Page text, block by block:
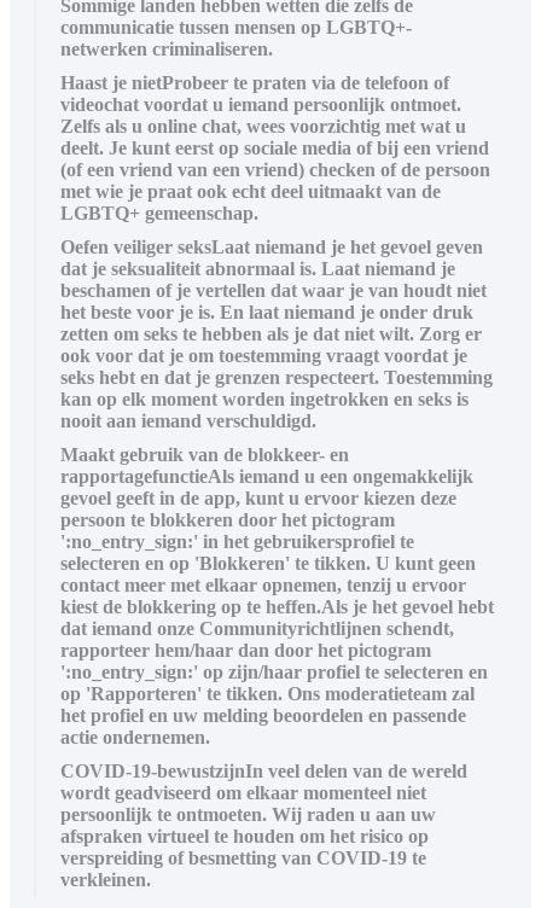
Sommige landen hebben wetten die zelfs de
communicatie tussen mensen op LGBTQ+-
netwerken criminaliseren.
Haast je nietProbeer te praten via de telefoon of
videochat voordat u iemand persoonlijk ontmoet.
Zelfs als u online chat, wees voorzichtig met wat u
deelt. Je kunt eerst op sociale media of bij een vriend
(of een vriend van een vriend) checken of de persoon
met wie je praat ook echt deel uitmaakt van de
LGBTQ+ gemeenschap.
Oefen veiliger seksLaat niemand je het gevoel geven
dat je seksualiteit abnormaal is. Laat niemand je
beschamen of je vertellen dat waar je van houdt niet
het beste voor je is. En laat niemand je onder druk
zetten om seks te hebben als je dat niet wilt. Zorg er
ook voor dat je om toestemming vraagt voordat je
seks hebt en dat je grenzen respecteert. Toestemming
kan op elk moment worden ingetrokken en seks is
nooit aan iemand verschuldigd.
Maakt gebruik van de blokkeer- en
rapportagefunctieAls iemand u een ongemakkelijk
gevoel geeft in de app, kunt u ervoor kiezen deze
persoon te blokkeren door het pictogram
':no_entry_sign:' in het gebruikersprofiel te
selecteren en op 'Blokkeren' te tikken. U kunt geen
contact meer met elkaar opnemen, tenzij u ervoor
kiest de blokkering op te heffen.Als je het gevoel hebt
dat iemand onze Communityrichtlijnen schendt,
rapporteer hem/haar dan door het pictogram
':no_entry_sign:' op zijn/haar profiel te selecteren en
op 'Rapporteren' te tikken. Ons moderatieteam zal
het profiel en uw melding beoordelen en passende
actie ondernemen.
COVID-19-bewustzijnIn veel delen van de wereld
wordt geadviseerd om elkaar momenteel niet
persoonlijk te ontmoeten. Wij raden u aan uw
afspraken virtueel te houden om het risico op
verspreiding of besmetting van COVID-19 te
verkleinen.